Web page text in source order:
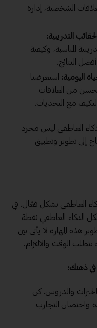
الشخصية، إدارة
التدريبية:
المناسبة، وكيفية
النتائج.
اليومية: استعرضنا
من العلاقات
مع التحديات.
العاطفي ليس مجرد
إلى تطوير وتطبيق
العاطفي بشكل فعّال. في
الذكاء العاطفي نقطة
هذه المهارة لا يأتي بين
الوقت والالتزام.
في ذهنك:
والدروس. كن
واحتضان التجارب